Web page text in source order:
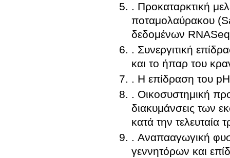
. Προκαταρκτική
ποταμολαύρακου
δεδομένων
. Συνεργιτική
και το ήπαρ του
. Η επίδραση του
. Οικοσυστημική
διακυμάνσεις των
κατά την τελευταία
. Αναπααγωγική
γεννητόρων και